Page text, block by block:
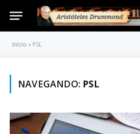
Início » PSL
NAVEGANDO: PSL